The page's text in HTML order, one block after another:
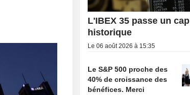
L'IBEX 35 passe un cap
historique
Le 06 août 2026 à 15:35
Le S&P 500 proche des
40% de croissance des
bénéfices. Merci